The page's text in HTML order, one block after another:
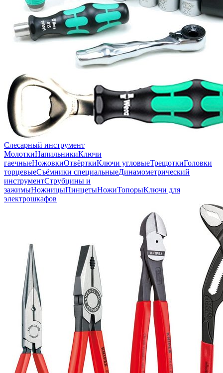
Слесарный инструмент
МолоткиНапильникиКлючи
гаечныеНожовкиОтвёрткиКлючи угловыеТрещоткиГоловки
торцевыеСъёмники специальныеДинамометрический
инструментСтрубцины и
зажимыНожницыПинцетыНожиТопорыКлючи для
электрошкафов